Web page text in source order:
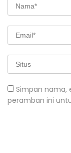
Simpan nama,
peramban ini